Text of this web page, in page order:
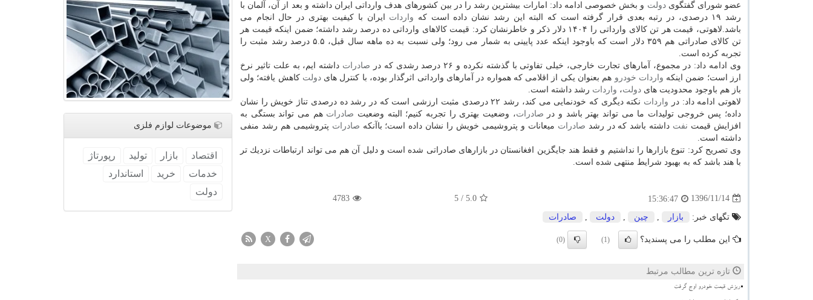
عضو شورای گفتگویدولت و بخش خصوصی ادامه داد: امارات بیشترین رشد را در بین كشورهای هدف وارداتی ایران داشته و بعد از آن، آلمان با
رشد ۱۹ درصدی، در رتبه بعدی قرار گرفته است كه البته این رشد نشان داده است كه
واردات ایران با كیفیت بهتری در حال انجام می
باشد.لاهوتی، قیمت هر تن كالای وارداتی را ۱۴۰۴ دلار ذكر و خاطرنشان كرد: قیمت كالاهای وارداتی ده درصد رشد داشته؛ ضمن اینكه قیمت هر
تن كالای صادراتی هم ۳۵۹ دلار است كه باوجود اینكه عدد پایینی به شمار می رود؛ ولی نسبت به ده ماهه سال قبل، ۵.۵ درصد رشد مثبت را
تجربه كرده است.
وی ادامه داد: در مجموع، آمارهای تجارت خارجی، خیلی تفاوتی با گذشته نكرده و ۲۶ درصد رشدی كه در
صادرات داشته ایم، به علت تاثیر نرخ
ارز است؛ ضمن اینكه واردات خودرو هم بعنوان یكی از اقلامی كه همواره در آمارهای وارداتی اثرگذار بوده، با كنترل هایدولت كاهش یافته؛ ولی
باز هم باوجود محدودیت های دولت، واردات رشد داشته است.
لاهوتی ادامه داد: در واردات
نكته دیگری كه خودنمایی می كند، رشد ۲۲ درصدی مثبت ارزشی است كه در رشد ده درصدی تناژ خویش را نشان
داده؛ پس خروجی تولیدات ما می تواند بهتر باشد و در صادرات، وضعیت بهتری را تجربه كنیم؛ البته وضعیت صادرات هم می تواند بستگی به
افزایش قیمت نفت داشته باشد كه در رشد صادرات میعانات و پتروشیمی خویش را نشان داده است؛ باآنكه صادرات پتروشیمی هم رشد منفی
داشته است.
وی تصریح كرد: تنوع بازارها را نداشتیم و فقط هند جایگزین افغانستان در بازارهای صادراتی شده است و دلیل آن هم می تواند ارتباطات نزدیك تر
با هند باشد كه به بهبود شرایط منتهی شده است.
1396/11/14
15:36:47
5.0
/ 5
4783
تگهای خبر: بازار چین دولت صادرات
این مطلب را می پسندید؟ (1)
(0)
X
تازه ترین مطالب مرتبط
ریزش قیمت خودرو اوج گرفت
موضوعات لوازم فلزی
اقتصاد بازار تولید
رپورتاژ
خدمات
خرید
استاندارد
دولت